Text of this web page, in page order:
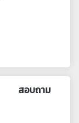
สอบถาม